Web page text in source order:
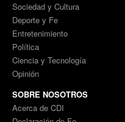
Sociedad y Cultura
Deporte y Fe
Entretenimiento
Política
Ciencia y Tecnología
Opinión
SOBRE NOSOTROS
Acerca de CDI